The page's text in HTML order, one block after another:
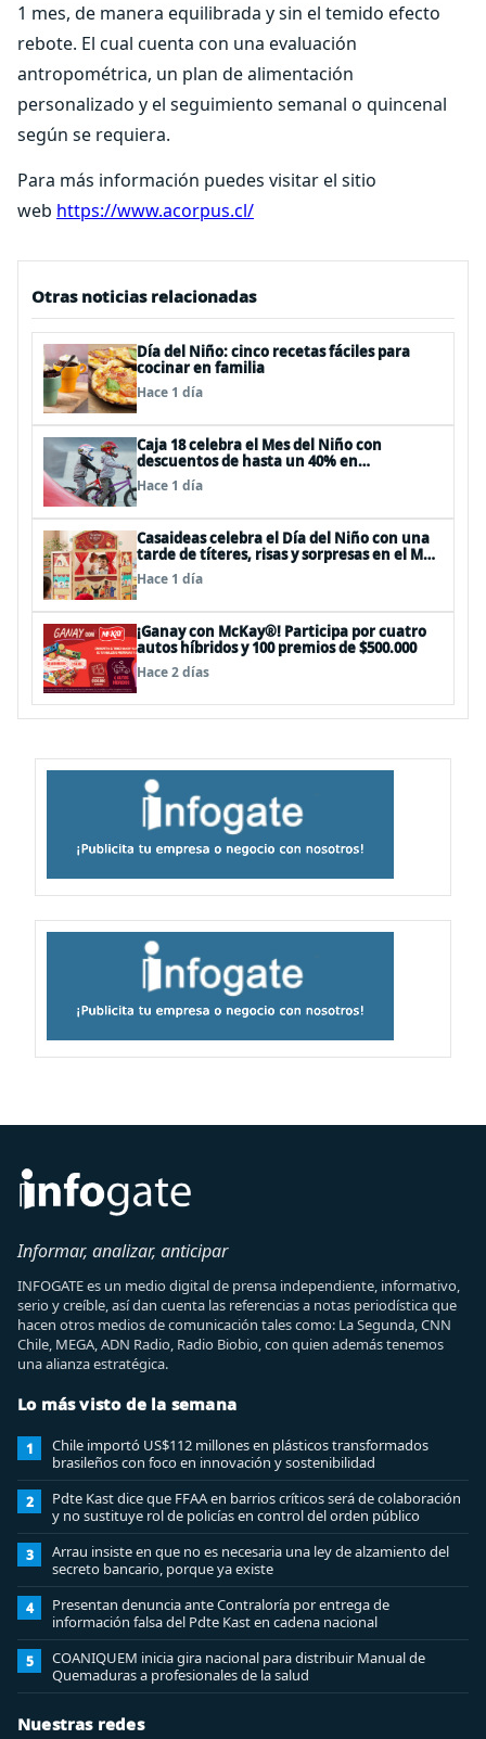
1 mes, de manera equilibrada y sin el temido efecto
rebote. El cual cuenta con una evaluación
antropométrica, un plan de alimentación
personalizado y el seguimiento semanal o quincenal
según se requiera.
Para más información puedes visitar el sitio
web https://www.acorpus.cl/
Otras noticias relacionadas
Día del Niño: cinco recetas fáciles para
cocinar en familia
Hace 1 día
Caja 18 celebra el Mes del Niño con
descuentos de hasta un 40% en
panoramas, cine, shows y streaming
Hace 1 día
Casaideas celebra el Día del Niño con una
tarde de títeres, risas y sorpresas en el Mall
Plaza Vespucio
Hace 1 día
¡Ganay con McKay®! Participa por cuatro
autos híbridos y 100 premios de $500.000
Hace 2 días
Informar, analizar, anticipar
INFOGATE es un medio digital de prensa independiente, informativo,
serio y creíble, así dan cuenta las referencias a notas periodística que
hacen otros medios de comunicación tales como: La Segunda, CNN
Chile, MEGA, ADN Radio, Radio Biobio, con quien además tenemos
una alianza estratégica.
Lo más visto de la semana
1
Chile importó US$112 millones en plásticos transformados
brasileños con foco en innovación y sostenibilidad
2
Pdte Kast dice que FFAA en barrios críticos será de colaboración
y no sustituye rol de policías en control del orden público
3
Arrau insiste en que no es necesaria una ley de alzamiento del
secreto bancario, porque ya existe
4
Presentan denuncia ante Contraloría por entrega de
información falsa del Pdte Kast en cadena nacional
5
COANIQUEM inicia gira nacional para distribuir Manual de
Quemaduras a profesionales de la salud
Nuestras redes